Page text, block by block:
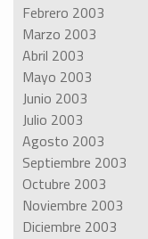
Febrero 2003
Marzo 2003
Abril 2003
Mayo 2003
Junio 2003
Julio 2003
Agosto 2003
Septiembre 2003
Octubre 2003
Noviembre 2003
Diciembre 2003